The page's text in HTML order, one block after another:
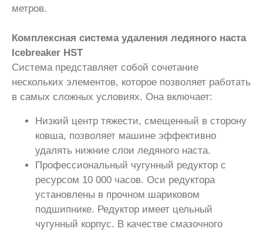
метров.
Комплексная система удаления ледяного наста
Icebreaker HST
Система представляет собой сочетание
нескольких элементов, которое позволяет работать
в самых сложных условиях. Она включает:
Низкий центр тяжести, смещенный в сторону
ковша, позволяет машине эффективно
удалять нижние слои ледяного наста.
Профессиональный чугунный редуктор с
ресурсом 10 000 часов. Оси редуктора
установлены в прочном шариковом
подшипнике. Редуктор имеет цельный
чугунный корпус. В качестве смазочного